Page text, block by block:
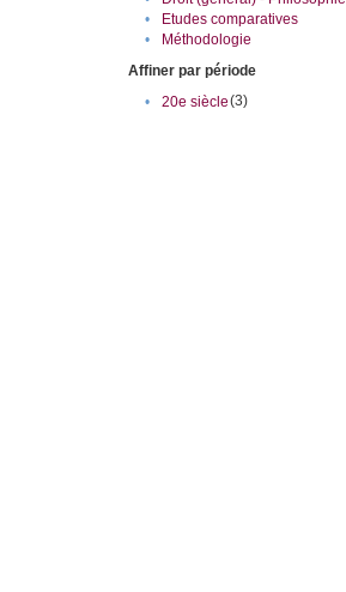
•
Etudes comparatives
•
Méthodologie
Affiner par période
•
20e siècle(3)